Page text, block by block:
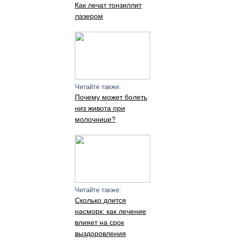
Как лечат тонзиллит
лазером
Читайте также:
Почему может болеть
низ живота при
молочнице?
Читайте также:
Сколько длится
насморк: как лечение
влияет на срок
выздоровления